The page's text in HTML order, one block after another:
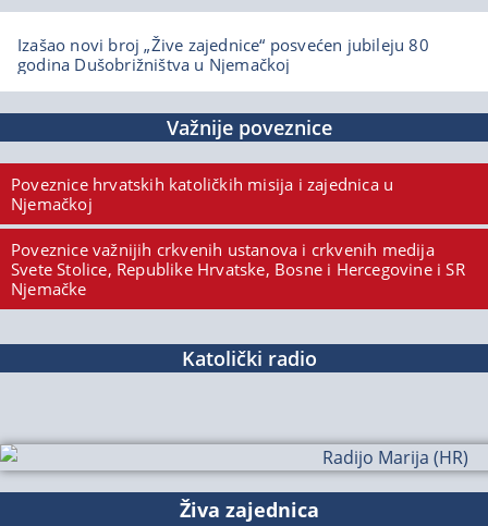
Izašao novi broj „Žive zajednice“ posvećen jubileju 80
godina Dušobrižništva u Njemačkoj
Važnije poveznice
Poveznice hrvatskih katoličkih misija i zajednica u
Njemačkoj
Poveznice važnijih crkvenih ustanova i crkvenih medija
Svete Stolice, Republike Hrvatske, Bosne i Hercegovine i SR
Njemačke
Katolički radio
Živa zajednica